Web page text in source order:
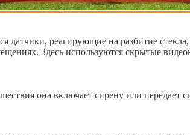
датчики, реагирующие на разбитие
Здесь используются скрытые
она включает сирену или передает